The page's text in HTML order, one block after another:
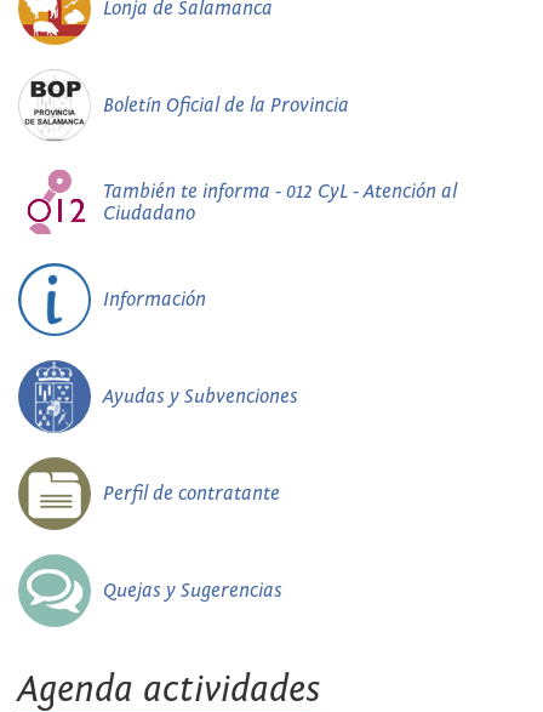
Lonja de Salamanca
Boletín Oficial de la Provincia
También te informa - 012 CyL - Atención al
Ciudadano
Información
Ayudas y Subvenciones
Perfil de contratante
Quejas y Sugerencias
Agenda actividades